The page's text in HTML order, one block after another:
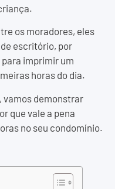
os moradores, eles
escritório, por
imprimir um
horas do dia.
, vamos demonstrar
que vale a pena
no seu condomínio.